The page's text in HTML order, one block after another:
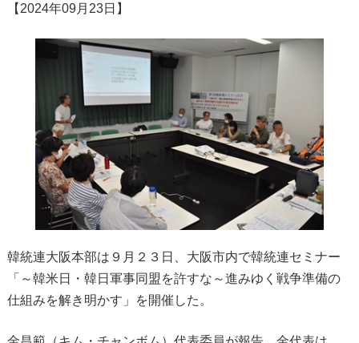
【2024年09月23日】
韓統連大阪本部は９月２３日、大阪市内で韓統連セミナー
「～韓米日・韓日軍事同盟を許すな～進みゆく戦争準備の
仕組みを解き明かす」を開催した。